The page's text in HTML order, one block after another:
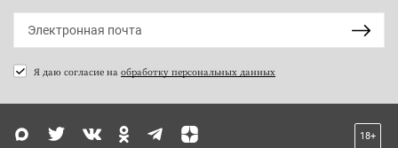
Я даю согласие на обработку персональных данных
18+